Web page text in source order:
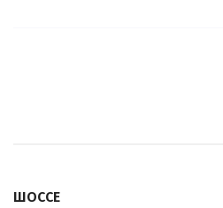
ШОССЕ